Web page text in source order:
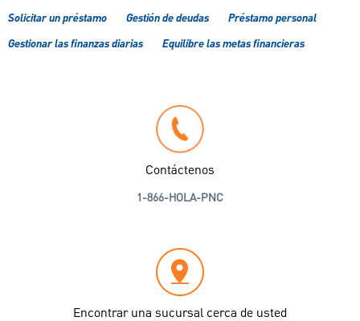
Solicitar un préstamo Gestión de deudas
Préstamo personal
Gestionar las finanzas diarias
Equilibre las metas financieras
Contáctenos
1-866-HOLA-PNC
Encontrar una sucursal cerca de usted